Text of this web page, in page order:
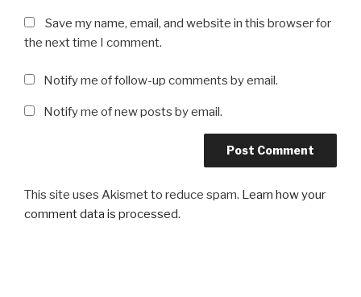
Save my name, email, and website in this browser for
the next time I comment.
Notify me of follow-up comments by email.
Notify me of new posts by email.
This site uses Akismet to reduce spam. Learn how your
comment data is processed.